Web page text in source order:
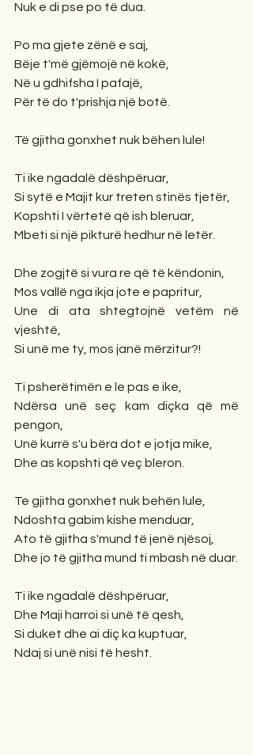
Nuk e di pse po të dua.
Po ma gjete zënë e saj,
Bëje t'më gjëmojë në kokë,
Në u gdhifsha I pafajë,
Për të do t'prishja një botë.
Të gjitha gonxhet nuk bëhen lule!
Ti ike ngadalë dëshpëruar,
Si sytë e Majit kur treten stinës tjetër,
Kopshti I vërtetë që ish bleruar,
Mbeti si një pikturë hedhur në letër.
Dhe zogjtë si vura re që të këndonin,
Mos vallë nga ikja jote e papritur,
Une di ata shtegtojnë vetëm në
vjeshtë,
Si unë me ty, mos janë mërzitur?!
Ti psherëtimën e le pas e ike,
Ndërsa unë seç kam diçka që më
pengon,
Unë kurrë s'u bëra dot e jotja mike,
Dhe as kopshti që veç bleron.
Te gjitha gonxhet nuk behën lule,
Ndoshta gabim kishe menduar,
Ato të gjitha s'mund të jenë njësoj,
Dhe jo të gjitha mund ti mbash në duar.
Ti ike ngadalë dëshpëruar,
Dhe Maji harroi si unë të qesh,
Si duket dhe ai diç ka kuptuar,
Ndaj si unë nisi të hesht.